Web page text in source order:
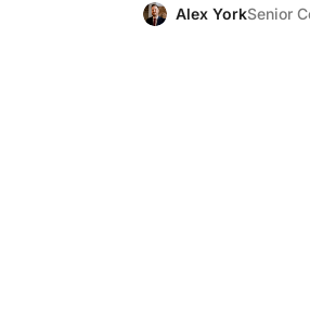
Alex YorkSenior